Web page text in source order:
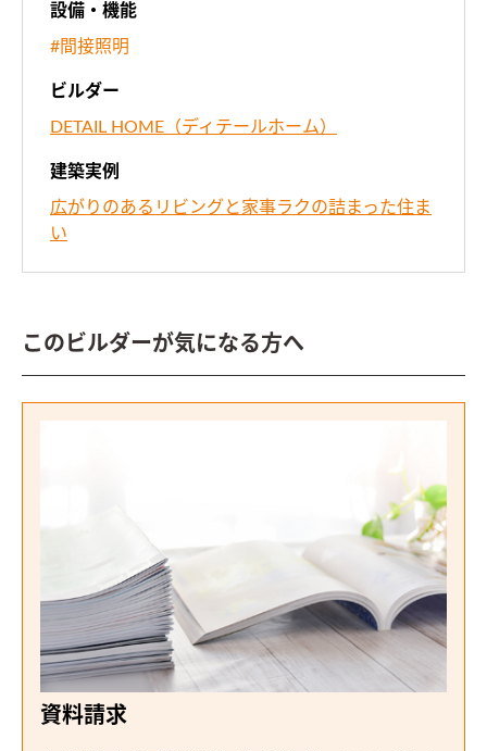
設備・機能
#間接照明
ビルダー
DETAIL HOME（ディテールホーム）
建築実例
広がりのあるリビングと家事ラクの詰まった住ま
い
このビルダーが気になる方へ
資料請求